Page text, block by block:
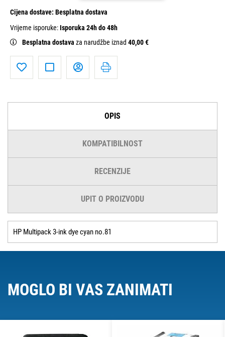
Cijena dostave: Besplatna dostava
Vrijeme isporuke:Isporuka 24h do 48h
Besplatna dostava za narudžbe iznad 40,00 €
OPIS
KOMPATIBILNOST
RECENZIJE
UPIT O PROIZVODU
HP Multipack 3-ink dye cyan no.81
MOGLO BI VAS ZANIMATI